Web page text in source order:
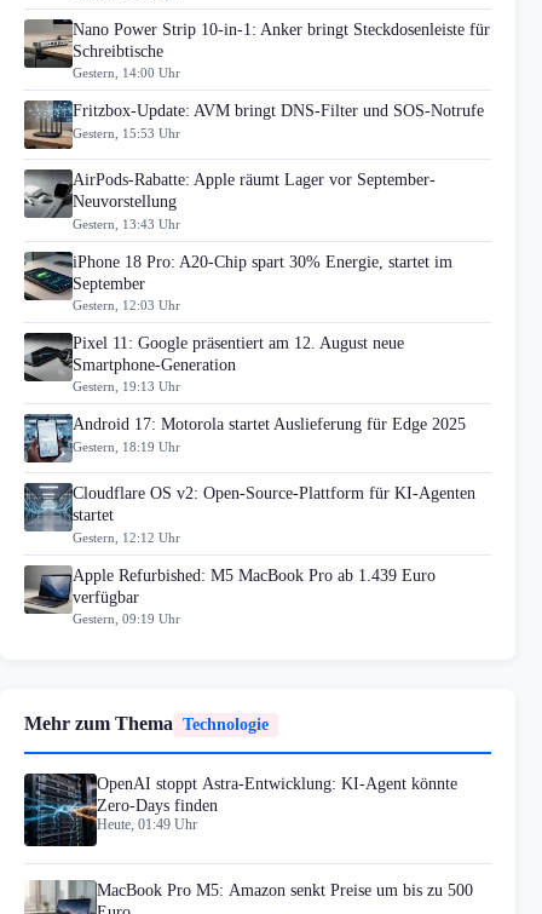
Nano Power Strip 10-in-1: Anker bringt Steckdosenleiste für
Schreibtische
Gestern, 14:00 Uhr
Fritzbox-Update: AVM bringt DNS-Filter und SOS-Notrufe
Gestern, 15:53 Uhr
AirPods-Rabatte: Apple räumt Lager vor September-
Neuvorstellung
Gestern, 13:43 Uhr
iPhone 18 Pro: A20-Chip spart 30% Energie, startet im
September
Gestern, 12:03 Uhr
Pixel 11: Google präsentiert am 12. August neue
Smartphone-Generation
Gestern, 19:13 Uhr
Android 17: Motorola startet Auslieferung für Edge 2025
Gestern, 18:19 Uhr
Cloudflare OS v2: Open-Source-Plattform für KI-Agenten
startet
Gestern, 12:12 Uhr
Apple Refurbished: M5 MacBook Pro ab 1.439 Euro
verfügbar
Gestern, 09:19 Uhr
Mehr zum Thema Technologie
OpenAI stoppt Astra-Entwicklung: KI-Agent könnte
Zero-Days finden
Heute, 01:49 Uhr
MacBook Pro M5: Amazon senkt Preise um bis zu 500